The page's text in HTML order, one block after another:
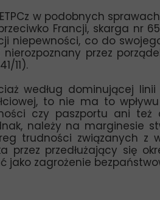
w podobnych
Francji, skarga nr
niepewności, co do
przez
11).
według dominującej
to nie ma to
czy paszportu ani też
należy na marginesie
trudności związanych z
przez przedłużający się
jako zagrożenie